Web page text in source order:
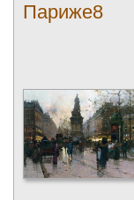
Париже8